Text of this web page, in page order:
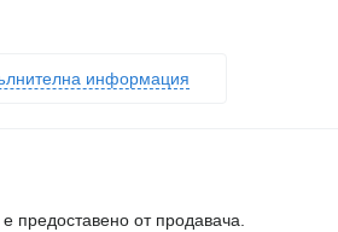
информация
предоставено от продавача.